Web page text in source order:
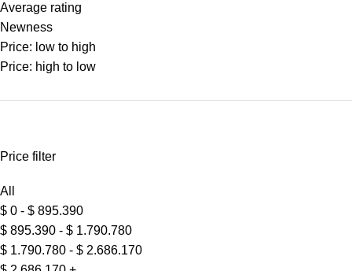
Average rating
Newness
Price: low to high
Price: high to low
Price filter
All
$ 0 - $ 895.390
$ 895.390 - $ 1.790.780
$ 1.790.780 - $ 2.686.170